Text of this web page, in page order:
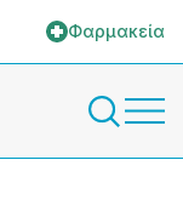
Φαρμακεία